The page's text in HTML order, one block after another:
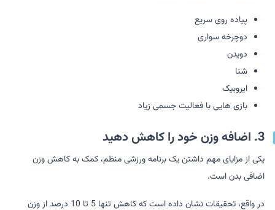
پیاده روی سریع
دوچرخه سواری
دویدن
شنا
ایروبیک
بازی هایی با فعالیت جسمی زیاد
3. اضافه وزن خود را کاهش دهید
یکی از مزایای مهم داشتن یک برنامه ورزشی منظم، کمک به کاهش وزن
اضافی بدن است.
در واقع، تحقیقات نشان داده است که کاهش تنها 5 تا 10 درصد از وزن